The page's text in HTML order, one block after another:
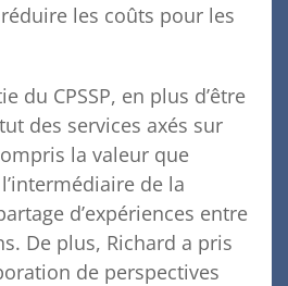
les coûts pour les
du CPSSP, en plus d’être
des services axés sur
la valeur que
de la
d’expériences entre
De plus, Richard a pris
de perspectives